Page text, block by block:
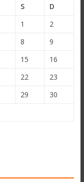
S
D
1
2
8
9
15
16
22
23
29
30